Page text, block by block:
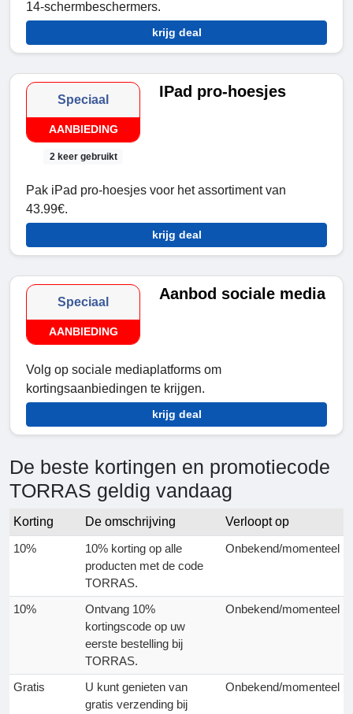
14-schermbeschermers.
krijg deal
Speciaal
AANBIEDING
2 keer gebruikt
IPad pro-hoesjes
Pak iPad pro-hoesjes voor het assortiment van
43.99€.
krijg deal
Speciaal
AANBIEDING
Aanbod sociale media
Volg op sociale mediaplatforms om
kortingsaanbiedingen te krijgen.
krijg deal
De beste kortingen en promotiecode
TORRAS geldig vandaag
Korting De omschrijving
Verloopt op
10%
10% korting op alle
producten met de code
TORRAS.
Onbekend/momenteel
10%
Ontvang 10%
kortingscode op uw
eerste bestelling bij
TORRAS.
Onbekend/momenteel
Gratis
U kunt genieten van
gratis verzending bij
Onbekend/momenteel